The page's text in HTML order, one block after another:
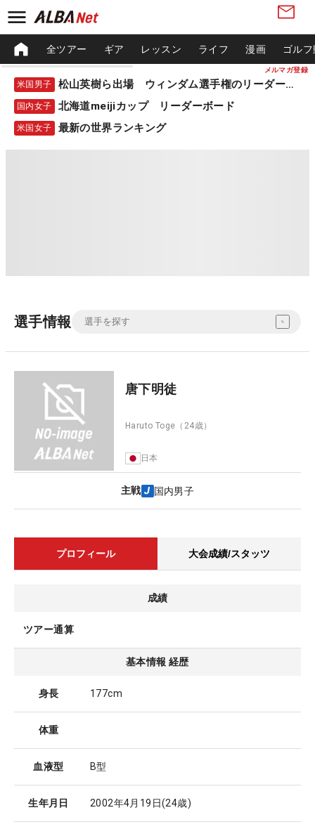
メルマガ登録
全ツアー ギア レッスン ライフ 漫画 ゴル
米国男子 松山英樹ら出場 ウィンダム選手権のリーダーボード
国内女子 北海道meijiカップ リーダーボード
米国女子 最新の世界ランキング
選手情報
唐下明徒
Haruto Toge （24歳）
日本
主戦 国内男子
プロフィール 大会成績/スタッツ
成績
ツアー通算
基本情報 経歴
身長 177cm
体重
血液型 B型
生年月日 2002年4月19日(24歳)